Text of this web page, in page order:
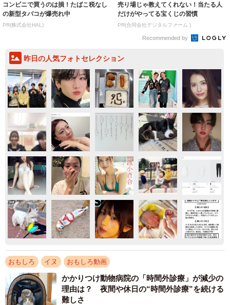
コンビニで買うのは損！たばこ税なし
の新型タバコが爆売れ中
PR(株式会社HAL)
売り場じゃ教えてくれない！当たる人
だけがやってる宝くじの習慣
PR(合同会社デジタルファーム )
Recommended by
昨日の人気フォトセレクション
おもしろ イヌ おもしろ動画
かかりつけ動物病院の「時間外診療」が減少の
理由は？ 夜間や休日の“時間外診療”を続ける
難しさ